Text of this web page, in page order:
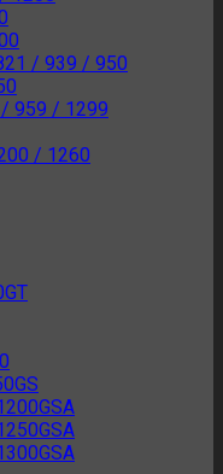
/ 939 / 950
959 / 1299
/ 1260